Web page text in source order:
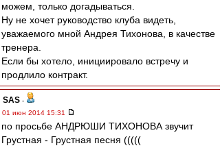
можем, только догадываться.
Ну не хочет руководство клуба видеть,
уважаемого мной Андрея Тихонова, в качестве
тренера.
Если бы хотело, инициировало встречу и
продлило контракт.
SAS -
01 июн 2014 15:31
по просьбе АНДРЮШИ ТИХОНОВА звучит
Грустная - Грустная песня (((((